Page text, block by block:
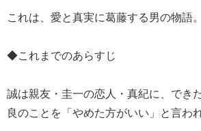
これは、愛と真実に葛藤する男の物語。
◆これまでのあらすじ
誠は親友・圭一の恋人・真紀に、でき
良のことを「やめた方がいい」と言わ